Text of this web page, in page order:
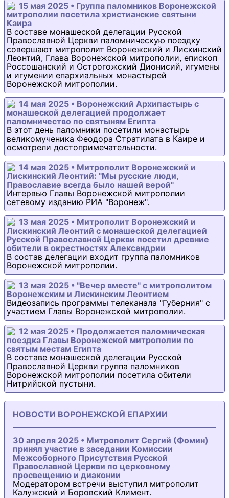
15 мая 2025 • Группа паломников Воронежской
митрополии посетила христианские святыни
Каира
В составе монашеской делегации Русской
Православной Церкви паломническую поездку
совершают митрополит Воронежский и Лискинский
Леонтий, Глава Воронежской митрополии, епископ
Россошанский и Острогожский Дионисий, игумены
и игумении епархиальных монастырей
Воронежской митрополии.
14 мая 2025 • Воронежский Архипастырь с
монашеской делегацией продолжает
паломничество по святыням Египта
В этот день паломники посетили монастырь
великомученика Феодора Стратилата в Каире и
осмотрели достопримечательности.
14 мая 2025 • Митрополит Воронежский и
Лискинский Леонтий: "Мы русские люди,
Православие всегда было нашей верой"
Интервью Главы Воронежской митрополии
сетевому изданию РИА "Воронеж".
13 мая 2025 • Митрополит Воронежский и
Лискинский Леонтий с монашеской делегацией
Русской Православной Церкви посетил древние
обители в окрестностях Александрии
В состав делегации входит группа паломников
Воронежской митрополии.
13 мая 2025 • "Вечер вместе" с митрополитом
Воронежским и Лискинским Леонтием
Видеозапись программы телеканала "Губерния" с
участием Главы Воронежской митрополии.
12 мая 2025 • Продолжается паломническая
поездка Главы Воронежской митрополии по
святым местам Египта
В составе монашеской делегации Русской
Православной Церкви группа паломников
Воронежской митрополии посетила обители
Нитрийской пустыни.
НОВОСТИ ВОРОНЕЖСКОЙ ЕПАРХИИ
30 апреля 2025 • Митрополит Сергий (Фомин)
принял участие в заседании Комиссии
Межсоборного Присутствия Русской
Православной Церкви по церковному
просвещению и диаконии
Модератором встречи выступил митрополит
Калужский и Боровский Климент.